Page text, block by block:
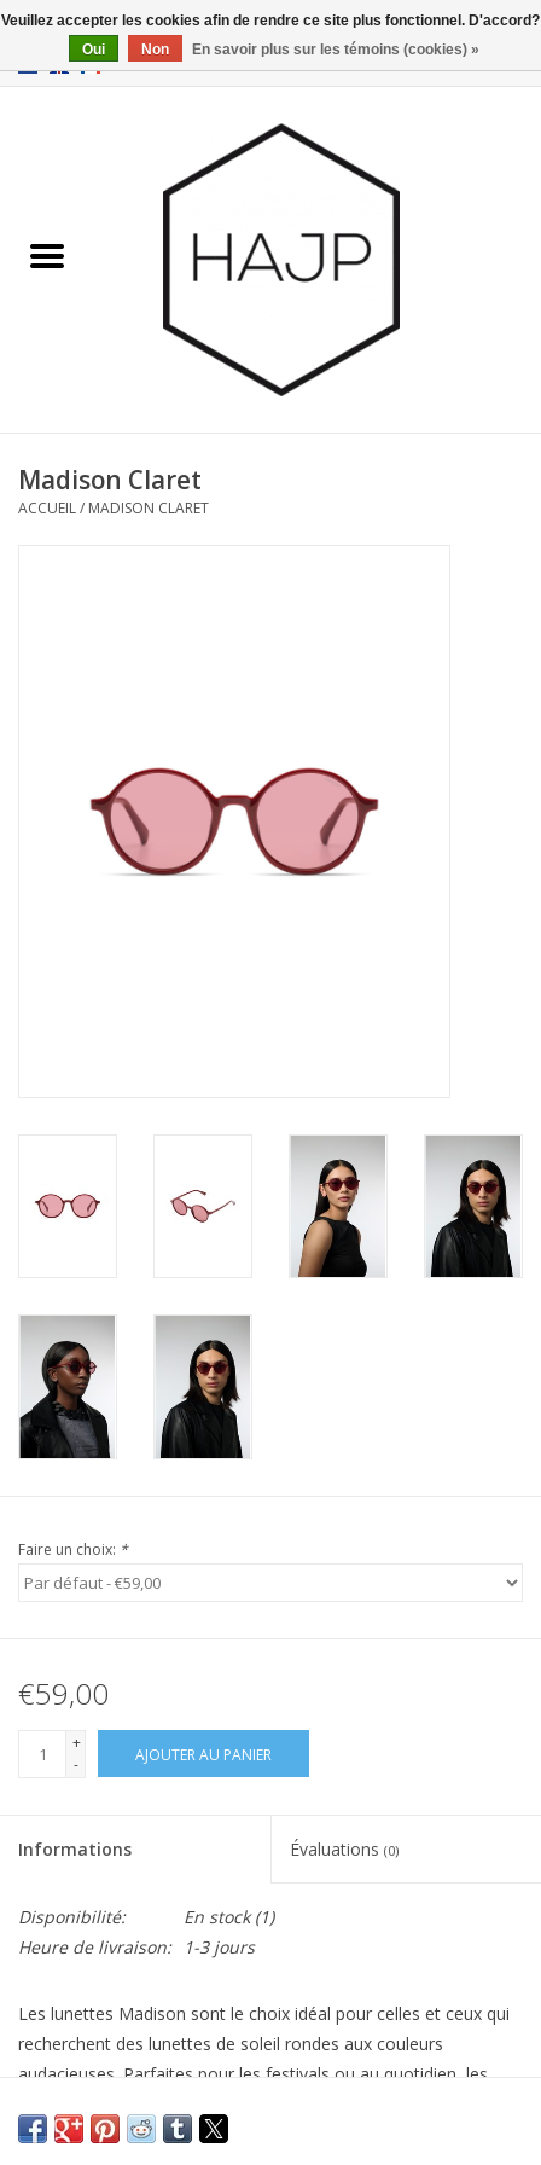
EUR/GBP 0 Articles - €0,00
Gadgets
Madison Claret
ACCUEIL/ MADISON CLARET
Faire un choix: *
€59,00
+
-
AJOUTER AU PANIER
Informations Évaluations (0)
Disponibilité: En stock(1)
Heure de livraison:
1-3 jours
Les lunettes Madison sont le choix idéal pour celles et ceux qui
recherchent des lunettes de soleil rondes aux couleurs
audacieuses. Parfaites pour les festivals ou au quotidien, les
Genre : Unisexe
Veuillez accepter les cookies afin de rendre ce site plus fonctionnel. D'accord?
Oui
Non En savoir plus sur les témoins (cookies) »